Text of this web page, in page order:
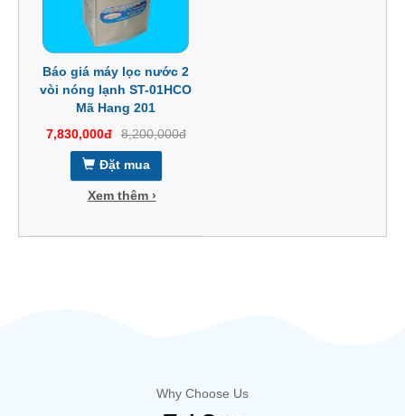
Báo giá máy lọc nước 2
vòi nóng lạnh ST-01HCO
Mã Hang 201
7,830,000đ
8,200,000đ
Đặt mua
Xem thêm ›
Why Choose Us